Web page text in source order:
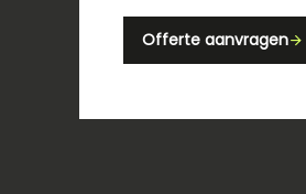
Offerte aanvragen